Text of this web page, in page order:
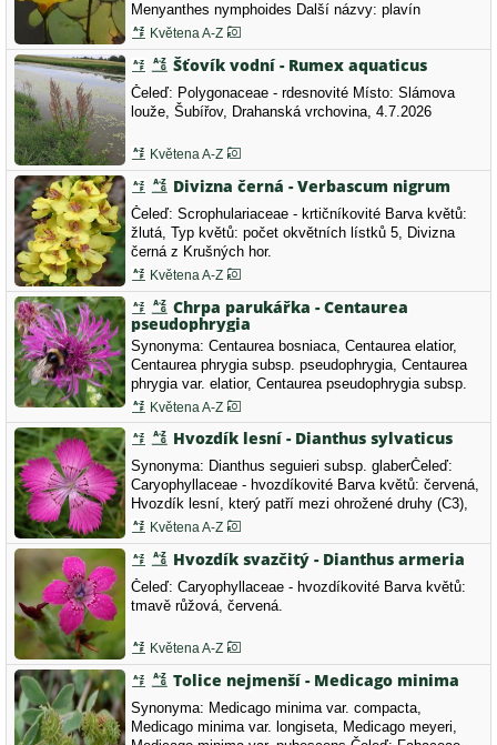
Menyanthes nymphoides Další názvy: plavín
leknínovitý Čeleď: Menyanthaceae - vachtovité Barva
květů: žlutá, Typ květů: počet okvětních lístků 5,
Místo: Slámova louže, Šubířov, Drahanská vrchovina,
4.7. 2026
Květena A-Z
Šťovík vodní - Rumex aquaticus
Čeleď: Polygonaceae - rdesnovité Místo: Slámova
louže, Šubířov, Drahanská vrchovina, 4.7.2026
Květena A-Z
Divizna černá - Verbascum nigrum
Čeleď: Scrophulariaceae - krtičníkovité Barva květů:
žlutá, Typ květů: počet okvětních lístků 5, Divizna
černá z Krušných hor.
Květena A-Z
Chrpa parukářka - Centaurea
pseudophrygia
Synonyma: Centaurea bosniaca, Centaurea elatior,
Centaurea phrygia subsp. pseudophrygia, Centaurea
phrygia var. elatior, Centaurea pseudophrygia subsp.
pseudophrygia, Jacea elatior, Jacea phrygia, Jacea
phrygia subsp. elatior, Jacea pseudophrygia Další
názvy: chrpa vyšší, chrpina parukářka Čeleď:
Asteraceae - hvězdnicovité Barva květů:…
Květena A-Z
Hvozdík lesní - Dianthus sylvaticus
Synonyma: Dianthus seguieri subsp. glaberČeleď:
Caryophyllaceae - hvozdíkovité Barva květů: červená,
Hvozdík lesní, který patří mezi ohrožené druhy (C3),
září na krušnohorských loukách.
Květena A-Z
Hvozdík svazčitý - Dianthus armeria
Čeleď: Caryophyllaceae - hvozdíkovité Barva květů:
tmavě růžová, červená.
Květena A-Z
Tolice nejmenší - Medicago minima
Synonyma: Medicago minima var. compacta,
Medicago minima var. longiseta, Medicago meyeri,